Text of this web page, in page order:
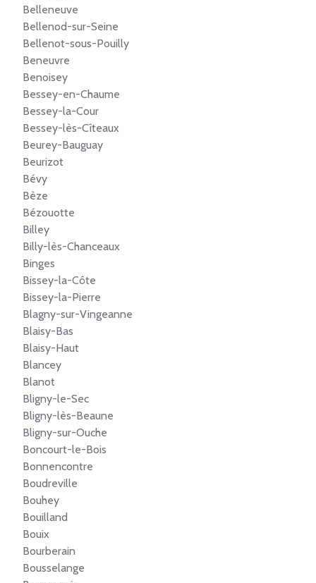
Belleneuve
Bellenod-sur-Seine
Bellenot-sous-Pouilly
Beneuvre
Benoisey
Bessey-en-Chaume
Bessey-la-Cour
Bessey-lès-Cîteaux
Beurey-Bauguay
Beurizot
Bévy
Bèze
Bézouotte
Billey
Billy-lès-Chanceaux
Binges
Bissey-la-Côte
Bissey-la-Pierre
Blagny-sur-Vingeanne
Blaisy-Bas
Blaisy-Haut
Blancey
Blanot
Bligny-le-Sec
Bligny-lès-Beaune
Bligny-sur-Ouche
Boncourt-le-Bois
Bonnencontre
Boudreville
Bouhey
Bouilland
Bouix
Bourberain
Bousselange